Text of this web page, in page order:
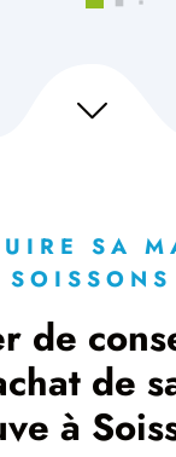
SA
SOISSONS
de
de
à